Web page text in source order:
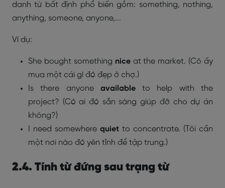
danh từ bất định phổ biến gồm: something, nothing,
anything, someone, anyone,...
Ví dụ:
She bought something niceat the market. (Cô ấy
mua một cái gì đó đẹp ở chợ.)
Is there anyone availableto help with the
project? (Có ai đó sẵn sàng giúp đỡ cho dự án
không?)
I need somewhere quiet to concentrate. (Tôi cần
một nơi nào đó yên tĩnh để tập trung.)
2.4. Tính từ đứng sau trạng từ